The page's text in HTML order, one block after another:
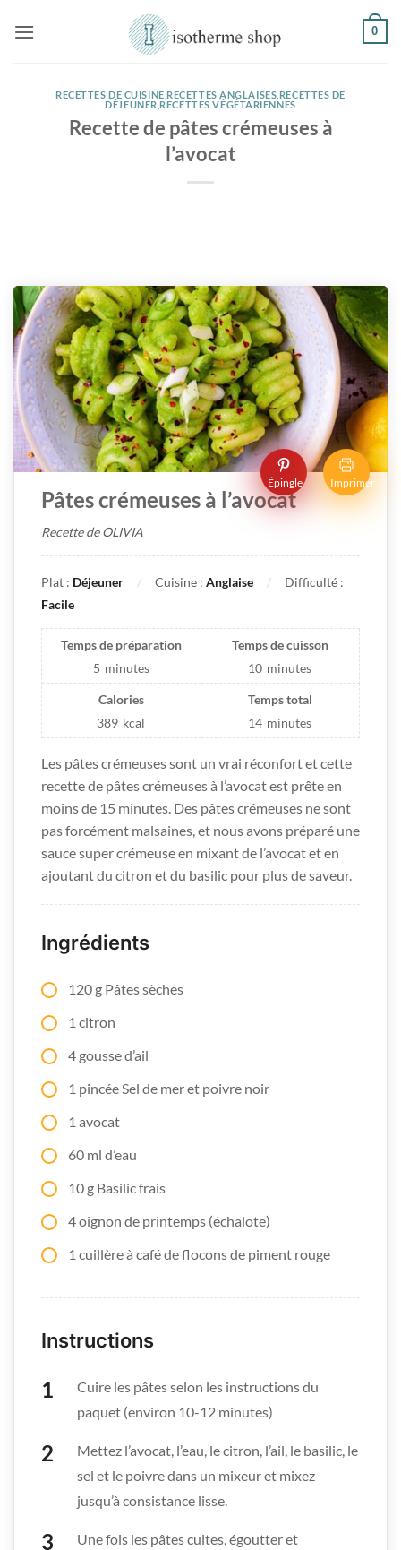
0
RECETTES DE CUISINE RECETTES ANGLAISES RECETTES DE
DÉJEUNER RECETTES VÉGÉTARIENNES
Recette de pâtes crémeuses à
l’avocat
Épingle Imprimer
Pâtes crémeuses à l’avocat
Recette de OLIVIA
Plat : Déjeuner Cuisine : Anglaise
Difficulté :
Facile
Temps de préparation
5 minutes
Temps de cuisson
10 minutes
Calories
389 kcal
Temps total
14 minutes
Les pâtes crémeuses sont un vrai réconfort et cette
recette de pâtes crémeuses à l’avocat est prête en
moins de 15 minutes. Des pâtes crémeuses ne sont
pas forcément malsaines, et nous avons préparé une
sauce super crémeuse en mixant de l’avocat et en
ajoutant du citron et du basilic pour plus de saveur.
Ingrédients
120 g Pâtes sèches
1 citron
4 gousse d’ail
1 pincée Sel de mer et poivre noir
1 avocat
60 ml d’eau
10 g Basilic frais
4 oignon de printemps (échalote)
1 cuillère à café de flocons de piment rouge
Instructions
Cuire les pâtes selon les instructions du
paquet (environ 10-12 minutes)
Mettez l’avocat, l’eau, le citron, l’ail, le basilic, le
sel et le poivre dans un mixeur et mixez
jusqu’à consistance lisse.
Une fois les pâtes cuites, égoutter et